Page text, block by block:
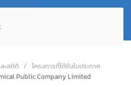
ะสถิติ
โครงการที่ได้รับใบประกาศ
Public Company Limited